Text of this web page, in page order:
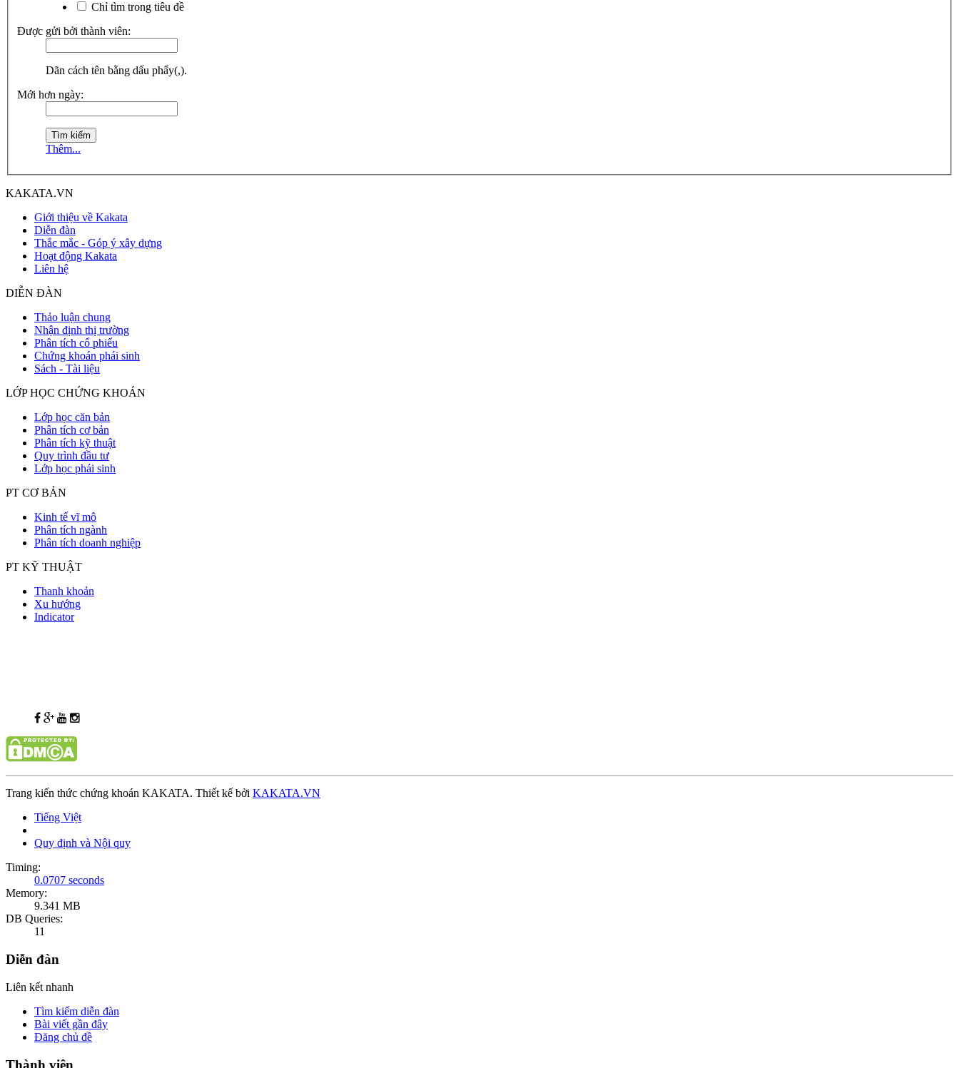
Chỉ tìm trong tiêu đề
Được gửi bởi thành viên:
Dãn cách tên bằng dấu phẩy(,).
Mới hơn ngày:
Thêm...
KAKATA.VN
Giới thiệu về Kakata
Diễn đàn
Thắc mắc - Góp ý xây dựng
Hoạt động Kakata
Liên hệ
DIỄN ĐÀN
Thảo luận chung
Nhận định thị trường
Phân tích cổ phiếu
Chứng khoán phái sinh
Sách - Tài liệu
LỚP HỌC CHỨNG KHOÁN
Lớp học căn bản
Phân tích cơ bản
Phân tích kỹ thuật
Quy trình đầu tư
Lớp học phái sinh
PT CƠ BẢN
Kinh tế vĩ mô
Phân tích ngành
Phân tích doanh nghiệp
PT KỸ THUẬT
Thanh khoản
Xu hướng
Indicator
Trang kiến thức chứng khoán KAKATA. Thiết kế bởi KAKATA.VN
Tiếng Việt
Quy định và Nội quy
Timing:
0.0707 seconds
Memory:
9.341 MB
DB Queries:
11
Diễn đàn
Liên kết nhanh
Tìm kiếm diễn đàn
Bài viết gần đây
Đăng chủ đề
Thành viên